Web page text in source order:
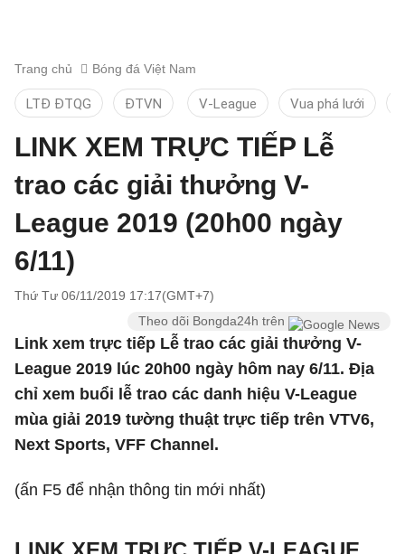
Trang chủ Bóng đá Việt Nam
LTĐ ĐTQG ĐTVN V-League Vua phá lưới
LINK XEM TRỰC TIẾP Lễ
trao các giải thưởng V-
League 2019 (20h00 ngày
6/11)
Thứ Tư 06/11/2019 17:17(GMT+7)
Theo dõi Bongda24h trên
Link xem trực tiếp Lễ trao các giải thưởng V-
League 2019 lúc 20h00 ngày hôm nay 6/11. Địa
chỉ xem buổi lễ trao các danh hiệu V-League
mùa giải 2019 tường thuật trực tiếp trên VTV6,
Next Sports, VFF Channel.
(ấn F5 để nhận thông tin mới nhất)